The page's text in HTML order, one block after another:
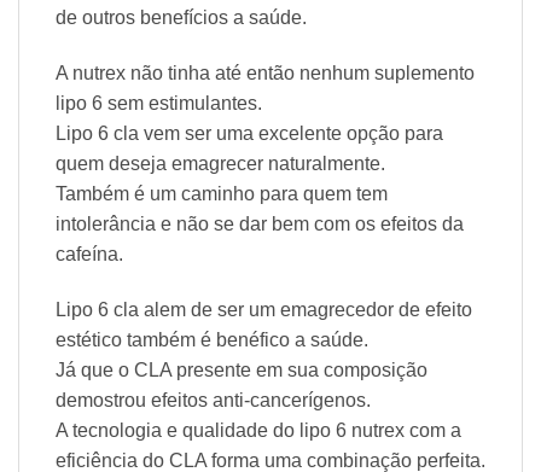
de outros benefícios a saúde.
A nutrex não tinha até então nenhum suplemento
lipo 6 sem estimulantes.
Lipo 6 cla vem ser uma excelente opção para
quem deseja emagrecer naturalmente.
Também é um caminho para quem tem
intolerância e não se dar bem com os efeitos da
cafeína.
Lipo 6 cla alem de ser um emagrecedor de efeito
estético também é benéfico a saúde.
Já que o CLA presente em sua composição
demostrou efeitos anti-cancerígenos.
A tecnologia e qualidade do lipo 6 nutrex com a
eficiência do CLA forma uma combinação perfeita.